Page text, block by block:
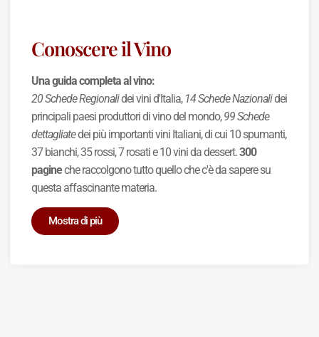
Conoscere il Vino
Una guida completa al vino:
20 Schede Regionalidei vini d'Italia, 14 Schede Nazionalidei
principali paesi produttori di vino del mondo,99 Schede
dettagliatedei più importanti vini Italiani, di cui 10 spumanti,
37 bianchi, 35 rossi, 7 rosati e 10 vini da dessert.300
pagineche raccolgono tutto quello che c'è da sapere su
questa affascinante materia.
Mostra di più